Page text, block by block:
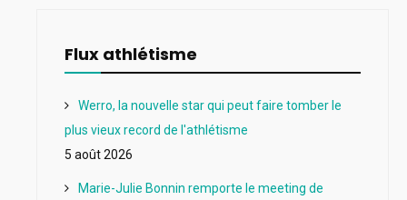
Flux athlétisme
Werro, la nouvelle star qui peut faire tomber le
plus vieux record de l'athlétisme
5 août 2026
Marie-Julie Bonnin remporte le meeting de